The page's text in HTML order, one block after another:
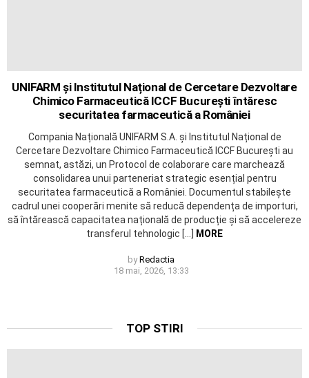
UNIFARM și Institutul Național de Cercetare Dezvoltare
Chimico Farmaceutică ICCF București întăresc
securitatea farmaceutică a României
Compania Națională UNIFARM S.A. și Institutul Național de
Cercetare Dezvoltare Chimico Farmaceutică ICCF București au
semnat, astăzi, un Protocol de colaborare care marchează
consolidarea unui parteneriat strategic esențial pentru
securitatea farmaceutică a României. Documentul stabilește
cadrul unei cooperări menite să reducă dependența de importuri,
să întărească capacitatea națională de producție și să accelereze
transferul tehnologic […]
MORE
by Redactia
18 mai, 2026, 13:33
TOP STIRI